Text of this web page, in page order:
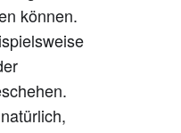
2.0)
können.